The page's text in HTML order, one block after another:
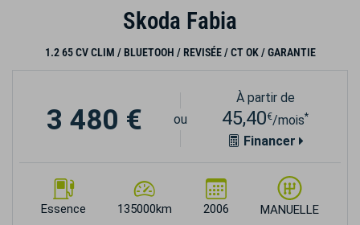
Skoda Fabia
1.2 65 CV CLIM / BLUETOOH / REVISÉE / CT OK / GARANTIE
Essence 135000km 2006 MANUELLE
3 480 € ou
À partir de
45,40€/mois*
Financer